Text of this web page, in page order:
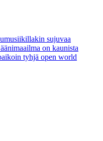
sujuvaa
on kaunista
tyhjä open world